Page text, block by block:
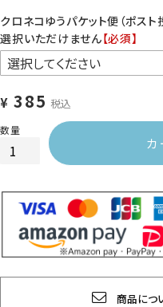
クロネコゆうパケット便（ポス
選択いただけません【必須】
¥ 385 税込
カ
商品につ